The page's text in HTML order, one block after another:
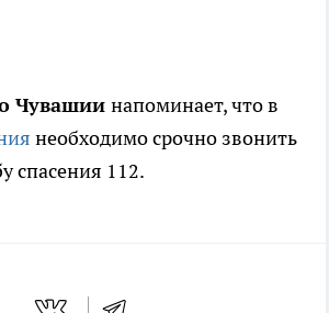
Чувашии напоминает, что в
необходимо срочно звонить
спасения 112.